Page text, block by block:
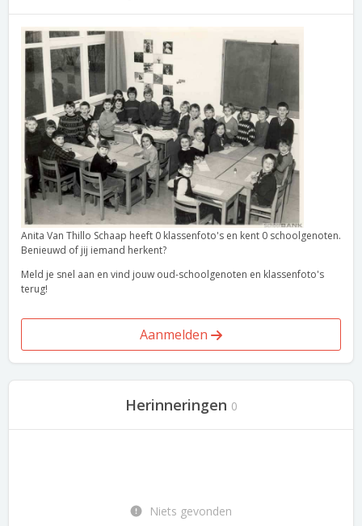
Anita Van Thillo Schaap heeft 0 klassenfoto's en kent 0 schoolgenoten.
Benieuwd of jij iemand herkent?
Meld je snel aan en vind jouw oud-schoolgenoten en klassenfoto's
terug!
Aanmelden
Herinneringen 0
Niets gevonden